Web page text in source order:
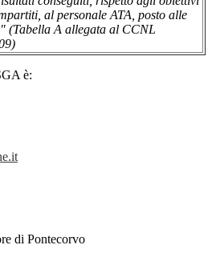
al personale ATA, posto alle
(Tabella A allegata al CCNL
è:
di Pontecorvo